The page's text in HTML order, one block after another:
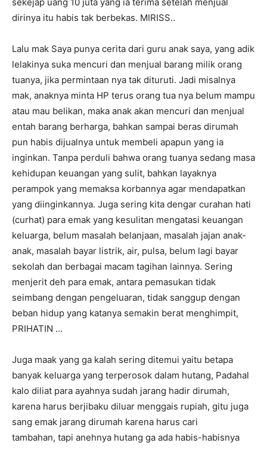
dirinya itu habis tak berbekas. MIRISS..
Lalu mak Saya punya cerita dari guru anak saya, yang adik
lelakinya suka mencuri dan menjual barang milik orang
tuanya, jika permintaan nya tak dituruti. Jadi misalnya
mak, anaknya minta HP terus orang tua nya belum mampu
atau mau belikan, maka anak akan mencuri dan menjual
entah barang berharga, bahkan sampai beras dirumah
pun habis dijualnya untuk membeli apapun yang ia
inginkan. Tanpa perduli bahwa orang tuanya sedang masa
kehidupan keuangan yang sulit, bahkan layaknya
perampok yang memaksa korbannya agar mendapatkan
yang diinginkannya. Juga sering kita dengar curahan hati
(curhat) para emak yang kesulitan mengatasi keuangan
keluarga, belum masalah belanjaan, masalah jajan anak-
anak, masalah bayar listrik, air, pulsa, belum lagi bayar
sekolah dan berbagai macam tagihan lainnya. Sering
menjerit deh para emak, antara pemasukan tidak
seimbang dengan pengeluaran, tidak sanggup dengan
beban hidup yang katanya semakin berat menghimpit,
PRIHATIN …
Juga maak yang ga kalah sering ditemui yaitu betapa
banyak keluarga yang terperosok dalam hutang, Padahal
kalo diliat para ayahnya sudah jarang hadir dirumah,
karena harus berjibaku diluar menggais rupiah, gitu juga
sang emak jarang dirumah karena harus cari
tambahan, tapi anehnya hutang ga ada habis-habisnya